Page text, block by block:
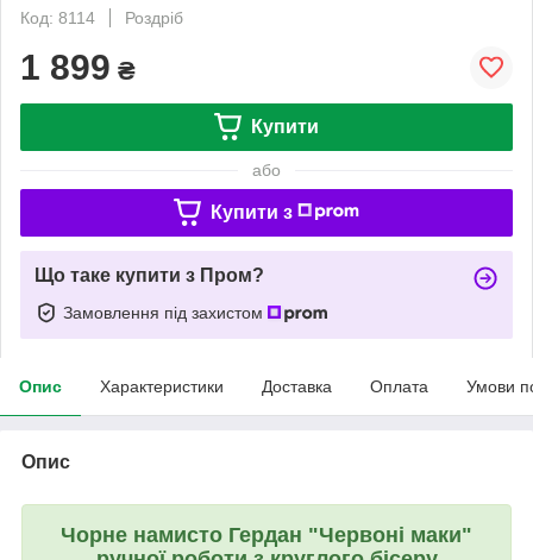
Код: 8114
Роздріб
1 899 ₴
Купити
або
Купити з
Що таке купити з Пром?
Замовлення під захистом
Опис Характеристики Доставка Оплата Умови
Опис
Чорне намисто Гердан "Червоні маки"